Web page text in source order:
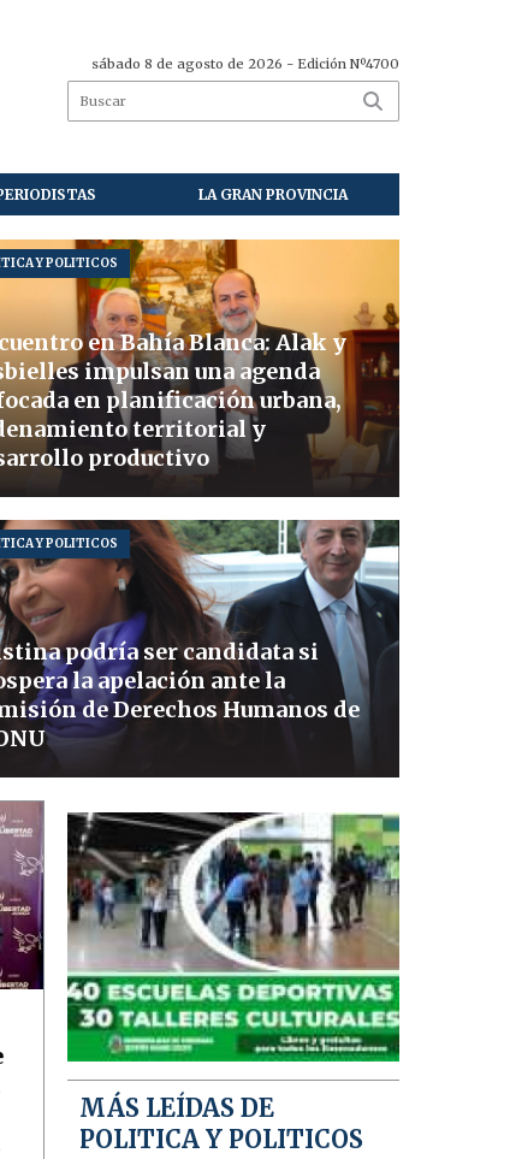
sábado 8 de agosto de 2026 - Edición Nº4700
LA GRAN PROVINCIA
Y POLITICOS
en Bahía Blanca: Alak y
impulsan una agenda
en planificación urbana,
territorial y
productivo
Y POLITICOS
podría ser candidata si
la apelación ante la
de Derechos Humanos de
MÁS LEÍDAS DE
POLITICA Y POLITICOS